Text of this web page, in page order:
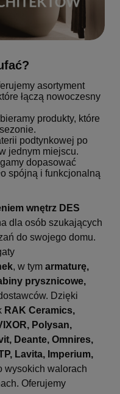
asortyment
łączą nowoczesny
produkty, które
podtynkowej po
jednym miejscu.
dopasować
spójną i funkcjonalną
wnętrz DES
dla osób szukających
do swojego domu.
, w tym armaturę,
prysznicowe,
Dzięki
RAK Ceramics,
Polysan,
Deante, Omnires,
Lavita, Imperium,
wysokich walorach
Oferujemy